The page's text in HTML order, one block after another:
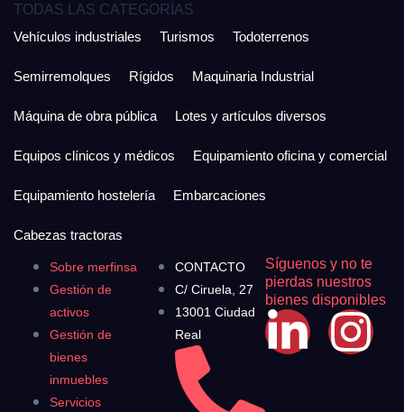
Sobre merfinsa
Gestión de
activos
Gestión de
bienes
inmuebles
Servicios
CONTACTO
C/ Ciruela, 27
13001 Ciudad
Real
Síguenos y no te
pierdas nuestros
bienes disponibles
TODAS LAS CATEGORÍAS
Vehículos industriales
Turismos Todoterrenos
Semirremolques Rígidos Maquinaria Industrial
Máquina de obra pública Lotes y artículos diversos
Equipos clínicos y médicos Equipamiento oficina y comercial
Equipamiento hostelería Embarcaciones
Cabezas tractoras